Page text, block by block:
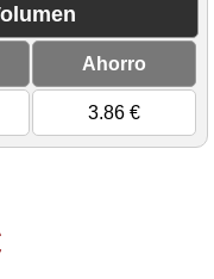
Ahorro
3.86 €